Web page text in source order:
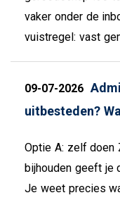
vaker onder de
vuistregel: vast
09-07-2026
uitbesteden?
Optie A: zelf doen
bijhouden geeft je
Je weet precies